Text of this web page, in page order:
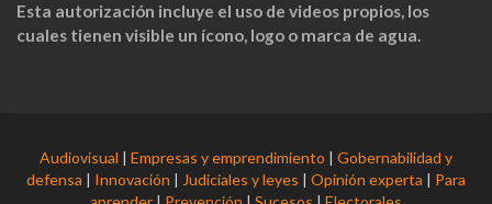
Esta autorización incluye el uso de videos propios, los
cuales tienen visible un ícono, logo o marca de agua.
Audiovisual | Empresas y emprendimiento | Gobernabilidad y
defensa | Innovación | Judiciales y leyes | Opinión experta | Para